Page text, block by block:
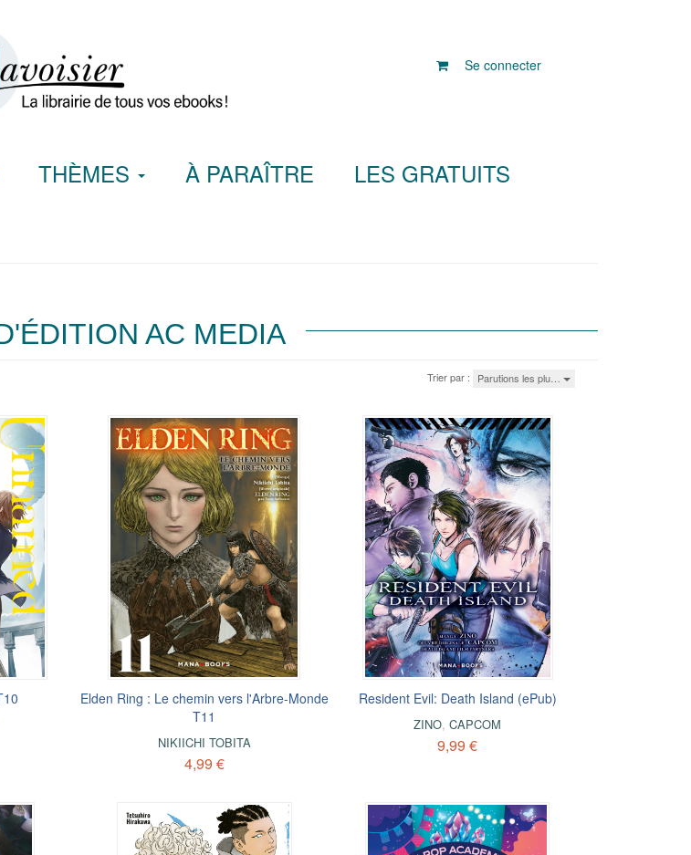
Se connecter
THÈMES À PARAÎTRE LES GRATUITS
AC MEDIA
Trier par : Parutions les plu…
Elden Ring : Le chemin vers l'Arbre-Monde
T11
NIKIICHI TOBITA
4,99 €
Resident Evil: Death Island (ePub)
ZINO,CAPCOM
9,99 €